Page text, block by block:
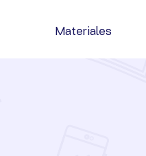
Materiales